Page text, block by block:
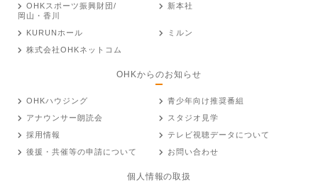
OHKスポーツ振興財団/
岡山・香川
新本社
KURUNホール
ミルン
株式会社OHKネットコム
OHKからのお知らせ
OHKハウジング
青少年向け推奨番組
アナウンサー朗読会
スタジオ見学
採用情報
テレビ視聴データについて
後援・共催等の申請について
お問い合わせ
個人情報の取扱